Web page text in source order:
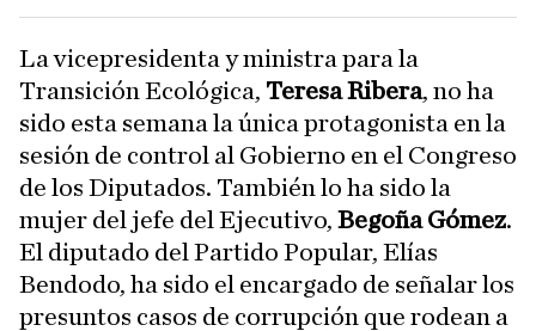
La vicepresidenta y ministra para la
Transición Ecológica, Teresa Ribera, no ha
sido esta semana la única protagonista en la
sesión de control al Gobierno en el Congreso
de los Diputados. También lo ha sido la
mujer del jefe del Ejecutivo, Begoña Gómez.
El diputado del Partido Popular, Elías
Bendodo, ha sido el encargado de señalar los
presuntos casos de corrupción que rodean a